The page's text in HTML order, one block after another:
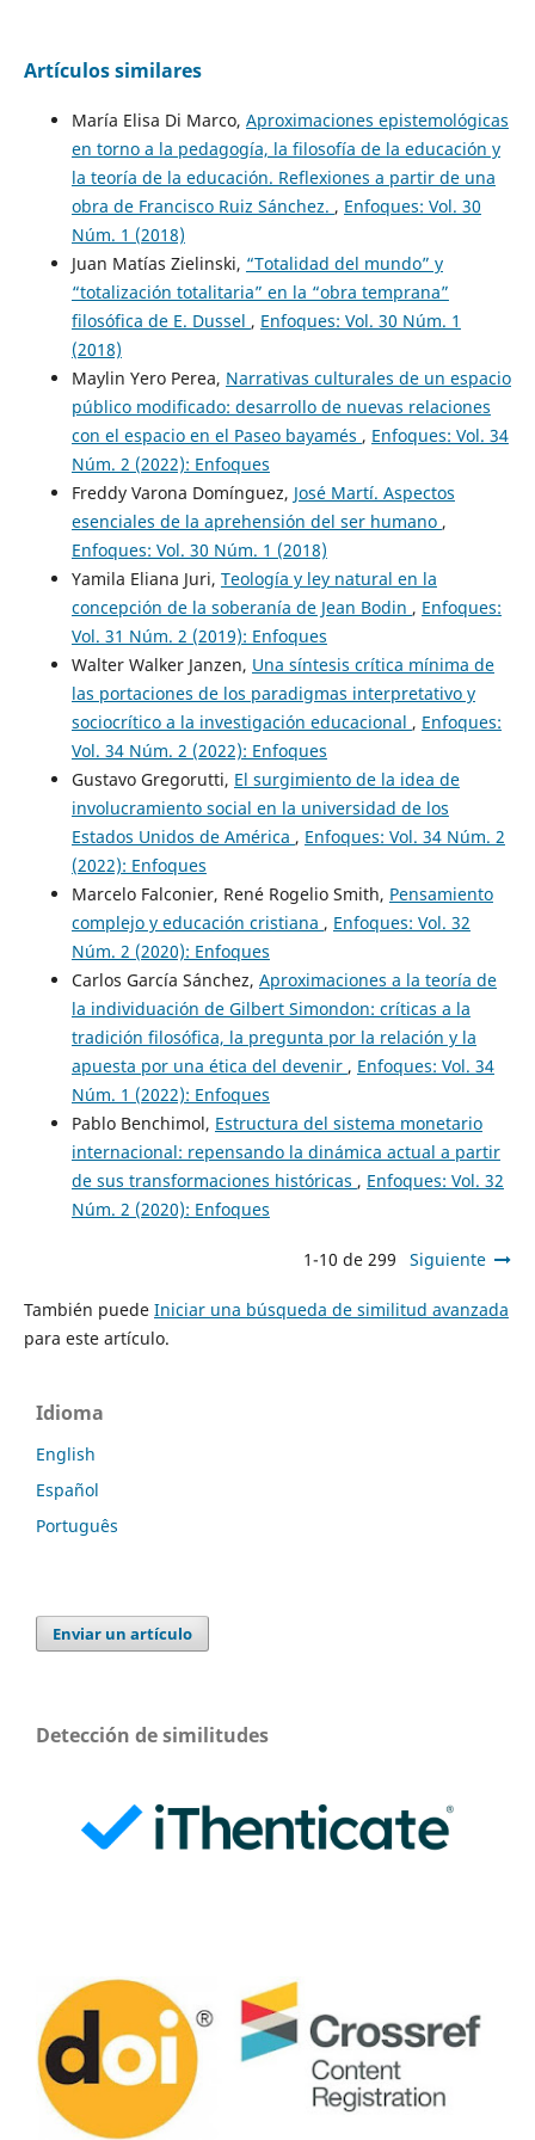
Artículos similares
María Elisa Di Marco, Aproximaciones epistemológicas
en torno a la pedagogía, la filosofía de la educación y
la teoría de la educación. Reflexiones a partir de una
obra de Francisco Ruiz Sánchez. , Enfoques: Vol. 30
Núm. 1 (2018)
Juan Matías Zielinski, “Totalidad del mundo” y
“totalización totalitaria” en la “obra temprana”
filosófica de E. Dussel , Enfoques: Vol. 30 Núm. 1
(2018)
Maylin Yero Perea, Narrativas culturales de un espacio
público modificado: desarrollo de nuevas relaciones
con el espacio en el Paseo bayamés , Enfoques: Vol. 34
Núm. 2 (2022): Enfoques
Freddy Varona Domínguez, José Martí. Aspectos
esenciales de la aprehensión del ser humano ,
Enfoques: Vol. 30 Núm. 1 (2018)
Yamila Eliana Juri, Teología y ley natural en la
concepción de la soberanía de Jean Bodin , Enfoques:
Vol. 31 Núm. 2 (2019): Enfoques
Walter Walker Janzen, Una síntesis crítica mínima de
las portaciones de los paradigmas interpretativo y
sociocrítico a la investigación educacional , Enfoques:
Vol. 34 Núm. 2 (2022): Enfoques
Gustavo Gregorutti, El surgimiento de la idea de
involucramiento social en la universidad de los
Estados Unidos de América , Enfoques: Vol. 34 Núm. 2
(2022): Enfoques
Marcelo Falconier, René Rogelio Smith, Pensamiento
complejo y educación cristiana , Enfoques: Vol. 32
Núm. 2 (2020): Enfoques
Carlos García Sánchez, Aproximaciones a la teoría de
la individuación de Gilbert Simondon: críticas a la
tradición filosófica, la pregunta por la relación y la
apuesta por una ética del devenir , Enfoques: Vol. 34
Núm. 1 (2022): Enfoques
Pablo Benchimol, Estructura del sistema monetario
internacional: repensando la dinámica actual a partir
de sus transformaciones históricas , Enfoques: Vol. 32
Núm. 2 (2020): Enfoques
1-10 de 299 Siguiente
También puede Iniciar una búsqueda de similitud avanzada
para este artículo.
Idioma
English
Español
Português
Enviar un artículo
Detección de similitudes